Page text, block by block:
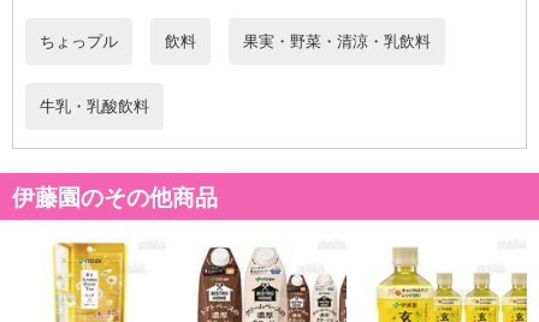
ちょっプル 飲料 果実・野菜・清涼・乳飲料
牛乳・乳酸飲料
伊藤園のその他商品